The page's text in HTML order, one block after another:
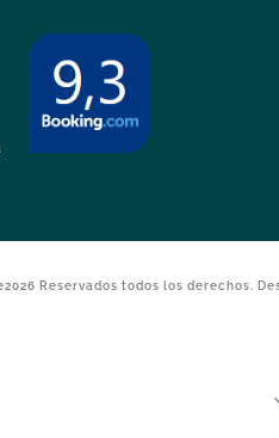
Reservados todos los derechos.